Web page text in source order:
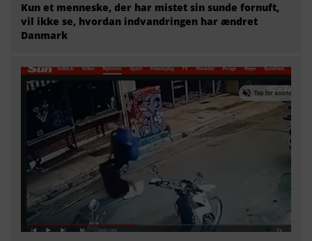
Kun et menneske, der har mistet sin sunde fornuft,
vil ikke se, hvordan indvandringen har ændret
Danmark